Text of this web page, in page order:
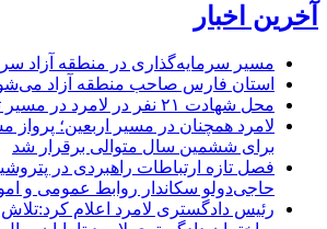
آخرین اخبار
مسیر سرمایه‌گذاری در منطقه آزاد
استان فارس صاحب منطقه آزاد
محل شهادت ۲۱ نفر در لامرد در مسیر ثبت ملی قرار گرفت
لامرد همچنان در مسیر اربعین؛
برای ششمین سال متوالی برقرار شد
فصل تازه ارتباطات راهبردی در
حاجی‌دولو سکاندار روابط عمومی و
رئیس دادگستری لامرد اعلام